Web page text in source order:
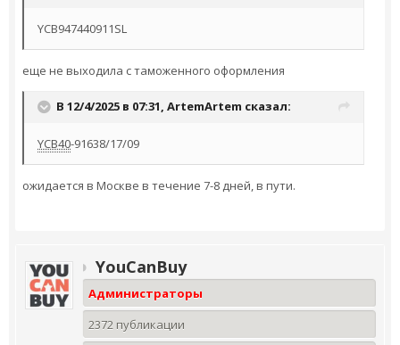
YCB947440911SL
еще не выходила с таможенного оформления
В 12/4/2025 в 07:31, ArtemArtem сказал:
YCB40-91638/17/09
ожидается в Москве в течение 7-8 дней, в пути.
YouCanBuy
Администраторы
2372 публикации